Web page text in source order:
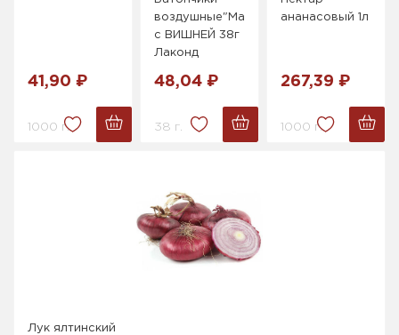
41,90 ₽
1000 г.
воздушные"Мажор"
с ВИШНЕЙ 38г
Лаконд
48,04 ₽
38 г.
ананасовый 1л
267,39 ₽
1000 г.
Лук ялтинский